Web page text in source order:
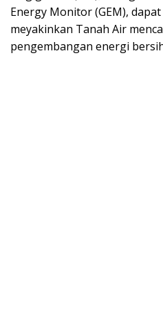
Energy Monitor (GEM),
meyakinkan Tanah Air
pengembangan energi